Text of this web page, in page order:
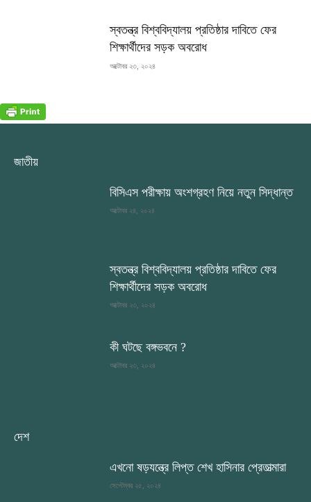
স্বতন্ত্র বিশ্ববিদ্যালয় প্রতিষ্ঠার দাবিতে ফের
শিক্ষার্থীদের সড়ক অবরোধ
অক্টোবর ২৩, ২০২৪
জাতীয়
বিসিএস পরীক্ষায় অংশগ্রহণ নিয়ে নতুন সিদ্ধান্ত
অক্টোবর ২৪, ২০২৪
স্বতন্ত্র বিশ্ববিদ্যালয় প্রতিষ্ঠার দাবিতে ফের
শিক্ষার্থীদের সড়ক অবরোধ
অক্টোবর ২৩, ২০২৪
কী ঘটছে বঙ্গভবনে ?
অক্টোবর ২৩, ২০২৪
দেশ
এখনো ষড়যন্ত্রে লিপ্ত শেখ হাসিনার প্রেতাত্মারা
সেপ্টেম্বর ২৫, ২০২৪